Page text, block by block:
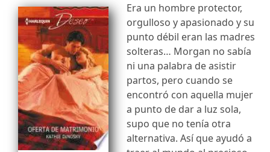
Era un hombre protector,
orgulloso y apasionado y su
punto débil eran las madres
solteras… Morgan no sabía
ni una palabra de asistir
partos, pero cuando se
encontró con aquella mujer
a punto de dar a luz sola,
supo que no tenía otra
alternativa. Así que ayudó a